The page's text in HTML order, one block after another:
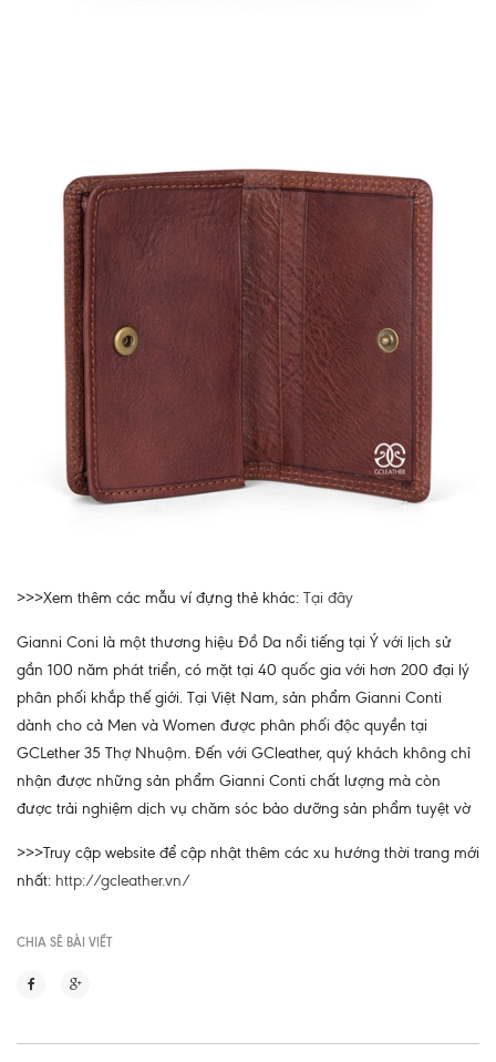
>>>Xem thêm các mẫu ví đựng thẻ khác: Tại đây
Gianni Coni là một thương hiệu Đồ Da nổi tiếng tại Ý với lịch sử
gần 100 năm phát triển, có mặt tại 40 quốc gia với hơn 200 đại lý
phân phối khắp thế giới. Tại Việt Nam, sản phẩm Gianni Conti
dành cho cả Men và Women được phân phối độc quyền tại
GCLether 35 Thợ Nhuộm. Đến với GCleather, quý khách không chỉ
nhận được những sản phẩm Gianni Conti chất lượng mà còn
được trải nghiệm dịch vụ chăm sóc bảo dưỡng sản phẩm tuyệt vờ
>>>Truy cập website để cập nhật thêm các xu hướng thời trang mới
nhất: http://gcleather.vn/
CHIA SẼ BÀI VIẾT